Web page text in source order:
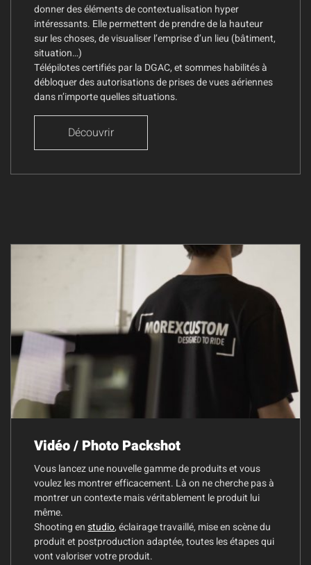
donner des éléments de contextualisation hyper
intéressants. Elle permettent de prendre de la hauteur
sur les choses, de visualiser l’emprise d’un lieu (bâtiment,
situation…)
Télépilotes certifiés par la DGAC, et sommes habilités à
débloquer des autorisations de prises de vues aériennes
dans n’importe quelles situations.
Découvrir
Vidéo / Photo Packshot
Vous lancez une nouvelle gamme de produits et vous
voulez les montrer efficacement. Là on ne cherche pas à
montrer un contexte mais véritablement le produit lui
même.
Shooting enstudio, éclairage travaillé, mise en scène du
produit et postproduction adaptée, toutes les étapes qui
vont valoriser votre produit.